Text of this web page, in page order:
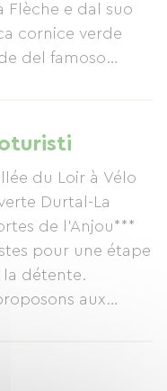
Flèche e dal suo
cornice verde
del famoso
in
Il nostro
è la
in contatto con
culturali
con
sport e per
il vostro
Les Portes de
du Loir à Vélo
Durtal-La
de l'Anjou***
pour une étape
la détente.
aux